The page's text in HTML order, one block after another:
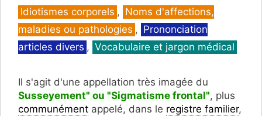
Catégories
Idiotismes corporels , Noms d'affections,
maladies ou pathologies , Prononciation
articles divers , Vocabulaire et jargon médical
Il s'agit d'une appellation très imagée du
Susseyement" ou "Sigmatisme frontal", plus
communément appelé, dans le registre familier,